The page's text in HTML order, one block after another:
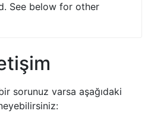
See below for other
sorunuz varsa aşağıdaki